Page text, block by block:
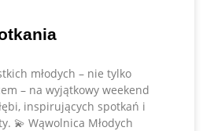
młodych – nie tylko
– na wyjątkowy weekend
inspirujących spotkań i
💫 Wąwolnica Młodych